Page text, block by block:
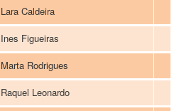
Lara Caldeira
Ines Figueiras
Marta Rodrigues
Raquel Leonardo